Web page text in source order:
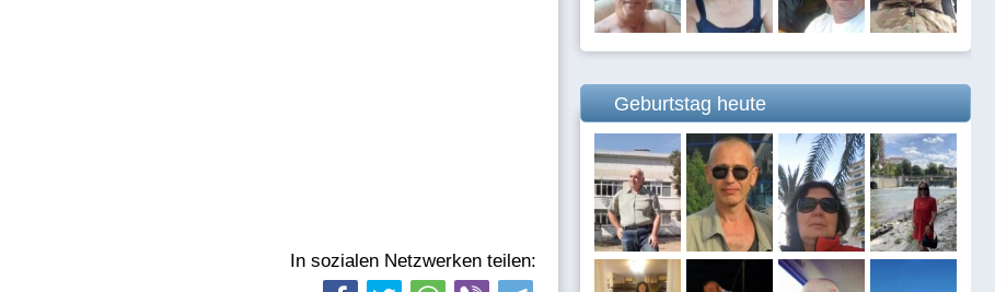
In sozialen Netzwerken teilen:
Geburtstag heute